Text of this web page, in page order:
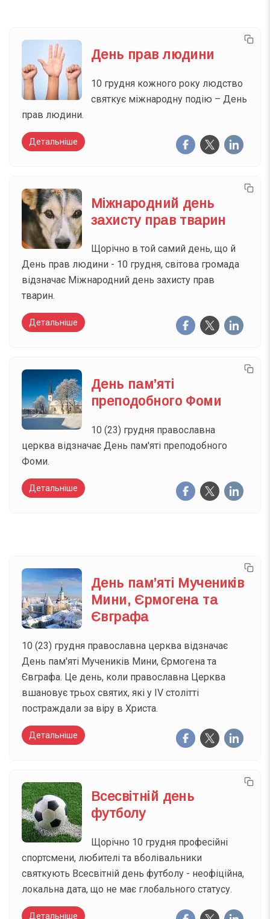
День прав людини
10 грудня кожного року людство
святкує міжнародну подію – День
прав людини.
Детальніше
Міжнародний день
захисту прав тварин
Щорічно в той самий день, що й
День прав людини - 10 грудня, світова громада
відзначає Міжнародний день захисту прав
тварин.
Детальніше
День пам’яті
преподобного Фоми
10 (23) грудня православна
церква відзначає День пам'яті преподобного
Фоми.
Детальніше
День пам’яті Мучеників
Мини, Єрмогена та
Євграфа
10 (23) грудня православна церква відзначає
День пам'яті Мучеників Мини, Єрмогена та
Євграфа. Це день, коли православна Церква
вшановує трьох святих, які у IV столітті
постраждали за віру в Христа.
Детальніше
Всесвітній день
футболу
Щорічно 10 грудня професійні
спортсмени, любителі та вболівальники
святкують Всесвітній день футболу - неофіційна,
локальна дата, що не має глобального статусу.
Детальніше